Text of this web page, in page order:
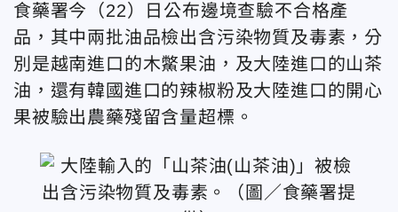
食藥署今（22）日公布邊境查驗不合格產
品，其中兩批油品檢出含污染物質及毒素，分
別是越南進口的木鱉果油，及大陸進口的山茶
油，還有韓國進口的辣椒粉及大陸進口的開心
果被驗出農藥殘留含量超標。